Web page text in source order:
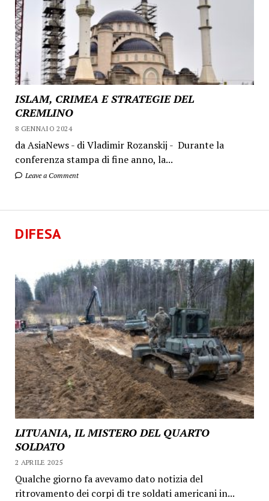
ISLAM, CRIMEA E STRATEGIE DEL
CREMLINO
8 GENNAIO 2024
da AsiaNews - di Vladimir Rozanskij - Durante la
conferenza stampa di fine anno, la...
Leave a Comment
DIFESA
LITUANIA, IL MISTERO DEL QUARTO
SOLDATO
2 APRILE 2025
Qualche giorno fa avevamo dato notizia del
ritrovamento dei corpi di tre soldati americani in...